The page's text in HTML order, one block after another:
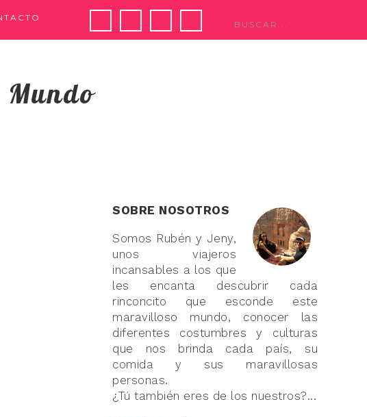
Mundo
SOBRE NOSOTROS
Somos Rubén y Jeny,
unos viajeros
incansables a los que
les encanta descubrir cada
rinconcito que esconde este
maravilloso mundo, conocer las
diferentes costumbres y culturas
que nos brinda cada país, su
comida y sus maravillosas
personas.
¿Tú también eres de los nuestros?...